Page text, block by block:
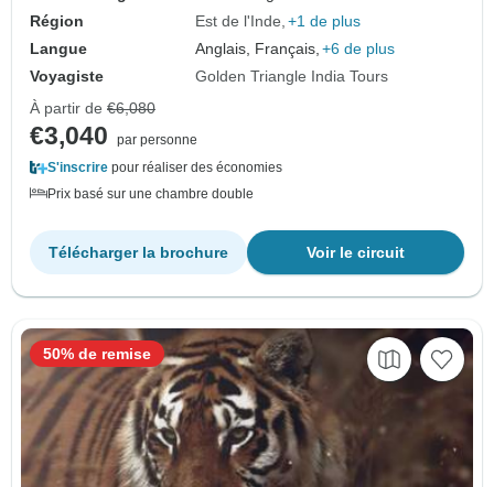
Région
Est de l'Inde +1 de plus
Langue
Anglais, Français, +6 de plus
Voyagiste
Golden Triangle India Tours
À partir de €6,080
€3,040
par personne
S'inscrire pour réaliser des économies
Prix basé sur une chambre double
Voir le circuit
Télécharger la brochure
50% de remise